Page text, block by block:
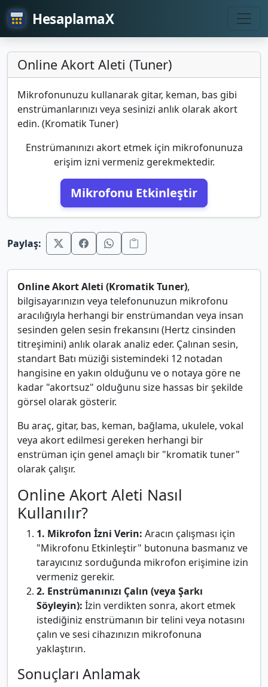
HesaplamaX
Online Akort Aleti (Tuner)
Mikrofonunuzu kullanarak gitar, keman, bas gibi
enstrümanlarınızı veya sesinizi anlık olarak akort
edin. (Kromatik Tuner)
Enstrümanınızı akort etmek için mikrofonunuza
erişim izni vermeniz gerekmektedir.
Mikrofonu Etkinleştir
Paylaş:
Online Akort Aleti (Kromatik Tuner),
bilgisayarınızın veya telefonunuzun mikrofonu
aracılığıyla herhangi bir enstrümandan veya insan
sesinden gelen sesin frekansını (Hertz cinsinden
titreşimini) anlık olarak analiz eder. Çalınan sesin,
standart Batı müziği sistemindeki 12 notadan
hangisine en yakın olduğunu ve o notaya göre ne
kadar "akortsuz" olduğunu size hassas bir şekilde
görsel olarak gösterir.
Bu araç, gitar, bas, keman, bağlama, ukulele, vokal
veya akort edilmesi gereken herhangi bir
enstrüman için genel amaçlı bir "kromatik tuner"
olarak çalışır.
Online Akort Aleti Nasıl
Kullanılır?
1. Mikrofon İzni Verin: Aracın çalışması için
"Mikrofonu Etkinleştir" butonuna basmanız ve
tarayıcınız sorduğunda mikrofon erişimine izin
vermeniz gerekir.
2. Enstrümanınızı Çalın (veya Şarkı
Söyleyin): İzin verdikten sonra, akort etmek
istediğiniz enstrümanın bir telini veya notasını
çalın ve sesi cihazınızın mikrofonuna
yaklaştırın.
Sonuçları Anlamak